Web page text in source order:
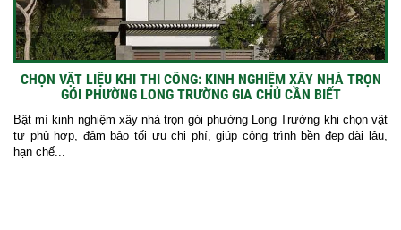
CHỌN VẬT LIỆU KHI THI CÔNG: KINH NGHIỆM XÂY NHÀ TRỌN
GÓI PHƯỜNG LONG TRƯỜNG GIA CHỦ CẦN BIẾT
Bật mí kinh nghiệm xây nhà trọn gói phường Long Trường khi chọn vật
tư phù hợp, đảm bảo tối ưu chi phí, giúp công trình bền đẹp dài lâu,
hạn chế...